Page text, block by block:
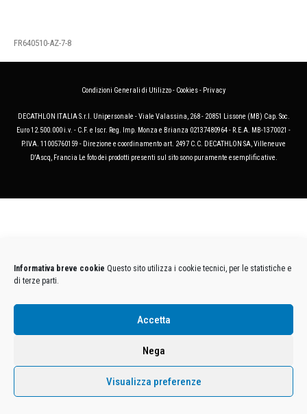
Informativa breve cookie Questo sito utilizza i cookie tecnici, per le statistiche e
di terze parti.
Accetta
Nega
Visualizza preferenze
FR640510-AZ-7-8
Condizioni Generali di Utilizzo- Cookies- Privacy
DECATHLON ITALIA S.r.l. Unipersonale - Viale Valassina, 268 - 20851 Lissone (MB) Cap. Soc.
Euro 12.500.000 i.v. - C.F. e Iscr. Reg. Imp. Monza e Brianza 02137480964 - R.E.A. MB-1370021 -
P.IVA. 11005760159 - Direzione e coordinamento art. 2497 C.C. DECATHLON SA, Villeneuve
D'Ascq, Francia Le foto dei prodotti presenti sul sito sono puramente esemplificative.